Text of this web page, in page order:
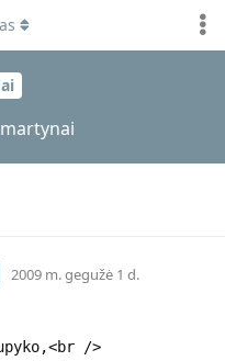
2009 m. gegužė 1 d.
/>